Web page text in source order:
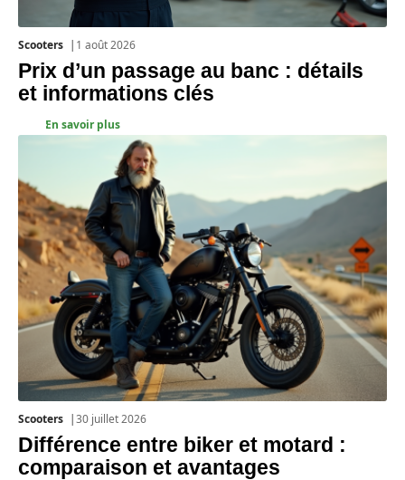
Scooters 1 août 2026
Prix d’un passage au banc : détails
et informations clés
En savoir plus
Scooters 30 juillet 2026
Différence entre biker et motard :
comparaison et avantages